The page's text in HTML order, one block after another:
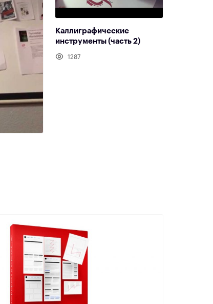
Каллиграфические
инструменты (часть 2)
1287